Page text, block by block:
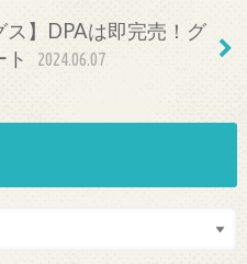
ス】DPAは即完売！グ
2024.06.07